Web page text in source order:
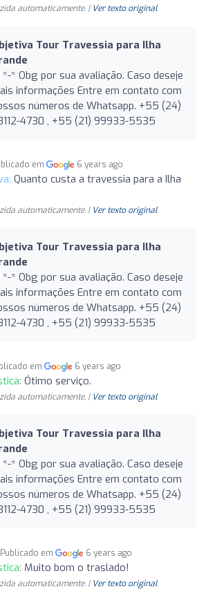
automaticamente. | Ver texto original
Tour Travessia para Ilha
*-* Obg por sua avaliação. Caso deseje
informações Entre em contato com
números de Whatsapp. +55 (24)
4730 , +55 (21) 99933-5535
em 6 years ago
Quanto custa a travessia para a Ilha
automaticamente. | Ver texto original
Tour Travessia para Ilha
*-* Obg por sua avaliação. Caso deseje
informações Entre em contato com
números de Whatsapp. +55 (24)
4730 , +55 (21) 99933-5535
em 6 years ago
Ótimo serviço.
automaticamente. | Ver texto original
Tour Travessia para Ilha
*-* Obg por sua avaliação. Caso deseje
informações Entre em contato com
números de Whatsapp. +55 (24)
4730 , +55 (21) 99933-5535
Publicado em 6 years ago
Muito bom o traslado!
automaticamente. | Ver texto original